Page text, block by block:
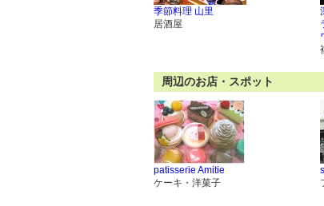
季節料理 山里
居酒屋
周辺のお店・スポット
patisserie Amitie
ケーキ・洋菓子